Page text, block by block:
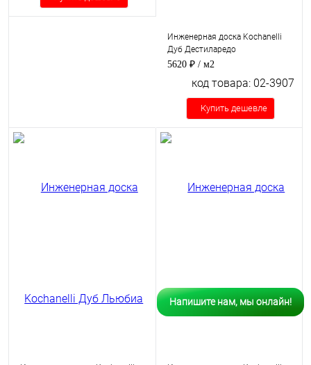
Инженерная доска Kochanelli
Дуб Дестиларедо
5620 ₽ / м2
код товара: 02-3907
Купить дешевле
Напишите нам, мы онлайн!